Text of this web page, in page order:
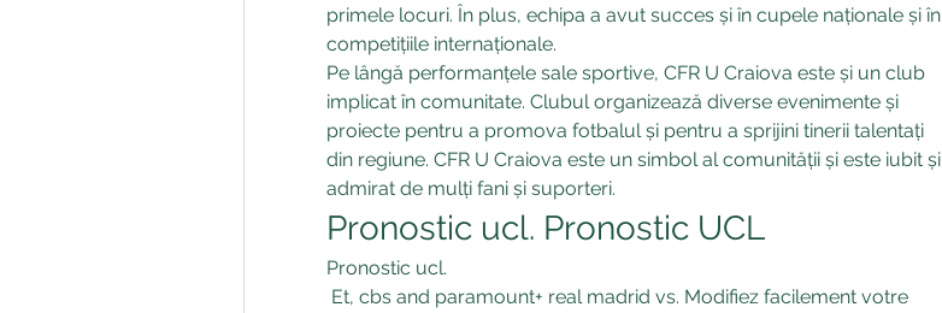
primele locuri. În plus, echipa a avut succes și în cupele naționale și în
competițiile internaționale.
Pe lângă performanțele sale sportive, CFR U Craiova este și un club
implicat în comunitate. Clubul organizează diverse evenimente și
proiecte pentru a promova fotbalul și pentru a sprijini tinerii talentați
din regiune. CFR U Craiova este un simbol al comunității și este iubit și
admirat de mulți fani și suporteri.
Pronostic ucl. Pronostic UCL
Pronostic ucl.